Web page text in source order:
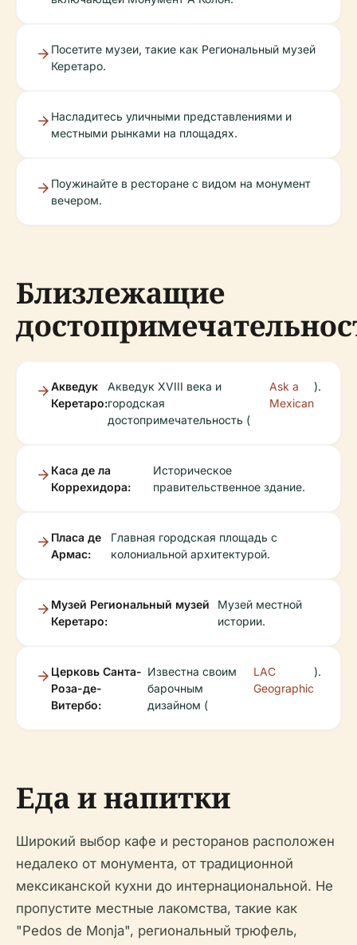
Посетите музеи, такие как Региональный музей
Керетаро.
Насладитесь уличными представлениями и
местными рынками на площадях.
Поужинайте в ресторане с видом на монумент
вечером.
Близлежащие
Акведук
Керетаро:
Акведук XVIII века и
городская
достопримечательность (
Ask a
Mexican
).
Каса де ла
Коррехидора:
Историческое
правительственное здание.
Пласа де
Армас:
Главная городская площадь с
колониальной архитектурой.
Музей Региональный музей
Керетаро:
Музей местной
истории.
Церковь Санта-
Роза-де-
Витербо:
Известна своим
барочным
дизайном (
LAC
Geographic
).
Еда и напитки
Широкий выбор кафе и ресторанов расположен
недалеко от монумента, от традиционной
мексиканской кухни до интернациональной. Не
пропустите местные лакомства, такие как
"Pedos de Monja", региональный трюфель,